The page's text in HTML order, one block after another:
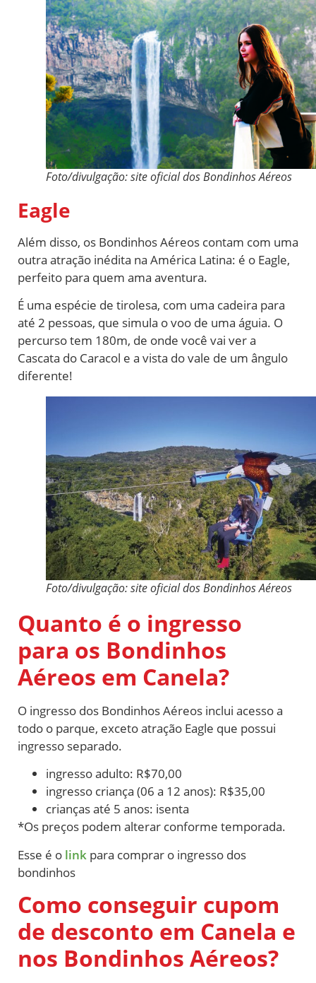
Foto/divulgação: site oficial dos Bondinhos Aéreos
Eagle
Além disso, os Bondinhos Aéreos contam com uma
outra atração inédita na América Latina: é o Eagle,
perfeito para quem ama aventura.
É uma espécie de tirolesa, com uma cadeira para
até 2 pessoas, que simula o voo de uma águia. O
percurso tem 180m, de onde você vai ver a
Cascata do Caracol e a vista do vale de um ângulo
diferente!
Foto/divulgação: site oficial dos Bondinhos Aéreos
Quanto é o ingresso
para os Bondinhos
Aéreos em Canela?
O ingresso dos Bondinhos Aéreos inclui acesso a
todo o parque, exceto atração Eagle que possui
ingresso separado.
ingresso adulto: R$70,00
ingresso criança (06 a 12 anos): R$35,00
crianças até 5 anos: isenta
*Os preços podem alterar conforme temporada.
Esse é o link para comprar o ingresso dos
bondinhos
Como conseguir cupom
de desconto em Canela e
nos Bondinhos Aéreos?